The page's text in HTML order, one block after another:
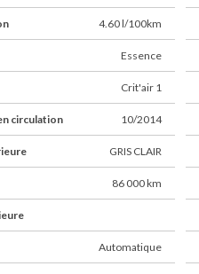
options :
***
/ LIMITEUR DE VITESSE
RECUL
AUTOMATIQUE
VOLANT
4.60 l/100km
Essence
Crit'air 1
circulation 10/2014
GRIS CLAIR
86 000 km
Automatique